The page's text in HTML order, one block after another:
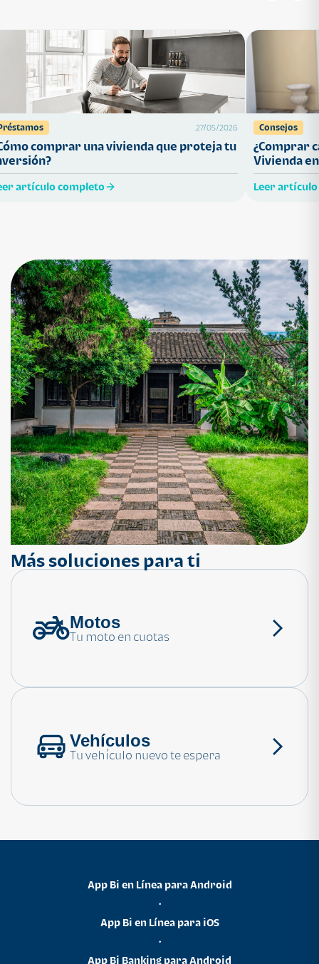
27/05/2026
comprar una vivienda que proteja tu
artículo completo
Consejos
¿Comprar
Vivienda
Leer
¿Necesitas ayuda?
Más soluciones para ti
Motos
Tu moto en cuotas
Vehículos
Tu vehículo nuevo te espera
App Bi en Línea para Android
•
App Bi en Línea para iOS
•
App Bi Banking para Android